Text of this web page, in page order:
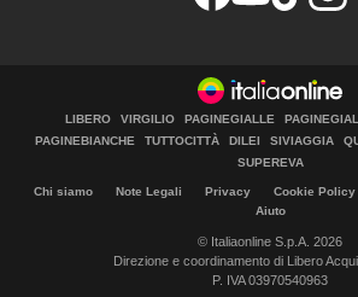
LIBERO VIRGILIO PAGINEGIALLE
PAGINEBIANCHE
TUTTOCITTÀ DILEI SIVIAGGIA
SUPEREVA
Chi siamo Note Legali Privacy Cookie Policy
Aiuto
© Italiaonline S.p.A. 2026
Direzione e coordinamento di Libero
P. IVA 03970540963